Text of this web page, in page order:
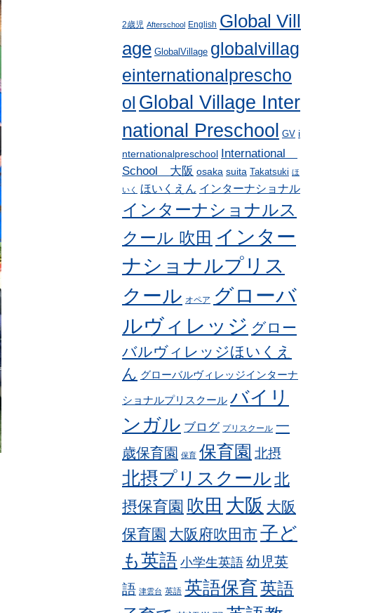
2歳児 Afterschool English Global Vill
age GlobalVillage globalvillag
einternationalprescho
ol Global Village Inter
national Preschool GV i
nternationalpreschool International
School 大阪 osaka suita Takatsuki ほ
いく ほいくえん インターナショナル
インターナショナルス
クール 吹田 インター
ナショナルプリス
クール オペア グローバ
ルヴィレッジ グロー
バルヴィレッジほいくえ
ん グローバルヴィレッジインターナ
ショナルプリスクール バイリ
ンガル ブログ プリスクール 一
歳保育園 保育 保育園 北摂
北摂プリスクール 北
摂保育園 吹田 大阪 大阪
保育園 大阪府吹田市子ど
も英語 小学生英語幼児英
語 津雲台 英語 英語保育英語